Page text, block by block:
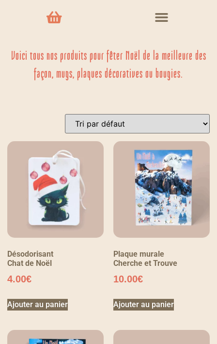
Voici tous nos produits pour fêter Noël de la meilleure des
façon, mugs, plaques décoratives ou bougies.
Désodorisant
Chat de Noël
4.00€
Ajouter au panier
Plaque murale
Cherche et Trouve
10.00€
Ajouter au panier